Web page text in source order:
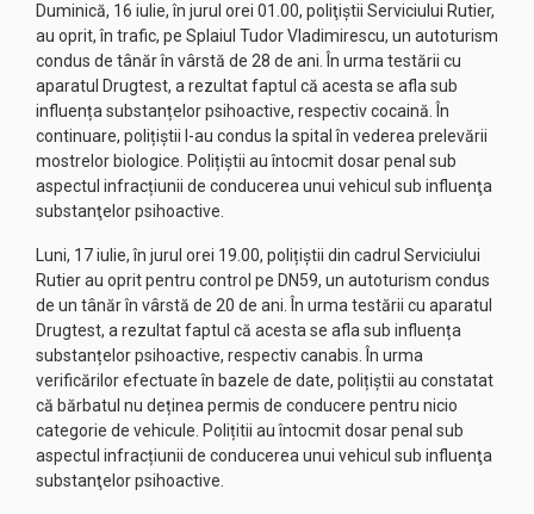
Duminică, 16 iulie, în jurul orei 01.00, poliţiştii Serviciului Rutier,
au oprit, în trafic, pe Splaiul Tudor Vladimirescu, un autoturism
condus de tânăr în vârstă de 28 de ani. În urma testării cu
aparatul Drugtest, a rezultat faptul că acesta se afla sub
influența substanțelor psihoactive, respectiv cocaină. În
continuare, polițiștii l-au condus la spital în vederea prelevării
mostrelor biologice. Polițiștii au întocmit dosar penal sub
aspectul infracțiunii de conducerea unui vehicul sub influenţa
substanţelor psihoactive.
Luni, 17 iulie, în jurul orei 19.00, polițiștii din cadrul Serviciului
Rutier au oprit pentru control pe DN59, un autoturism condus
de un tânăr în vârstă de 20 de ani. În urma testării cu aparatul
Drugtest, a rezultat faptul că acesta se afla sub influența
substanțelor psihoactive, respectiv canabis. În urma
verificărilor efectuate în bazele de date, polițiștii au constatat
că bărbatul nu deținea permis de conducere pentru nicio
categorie de vehicule. Polițitii au întocmit dosar penal sub
aspectul infracțiunii de conducerea unui vehicul sub influenţa
substanţelor psihoactive.